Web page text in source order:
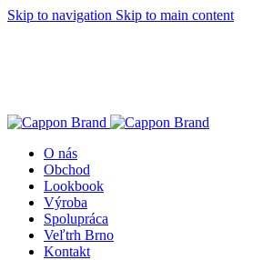
Skip to navigation Skip to main content
O nás
Obchod
Lookbook
Výroba
Spolupráca
Veľtrh Brno
Kontakt